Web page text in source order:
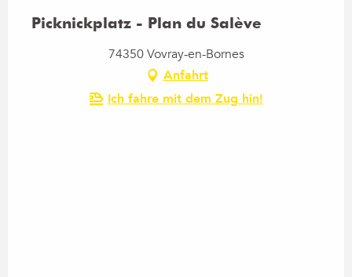
Picknickplatz - Plan du Salève
74350 Vovray-en-Bornes
Anfahrt
Ich fahre mit dem Zug hin!